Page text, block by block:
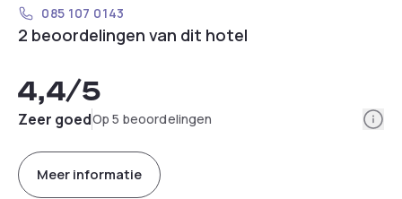
085 107 0143
2 beoordelingen van dit hotel
4,4/5
Zeer goedOp 5 beoordelingen
Meer informatie